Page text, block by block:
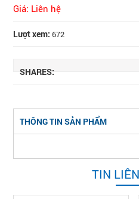
Giá: Liên hệ
Lượt xem: 672
SHARES:
THÔNG TIN SẢN PHẨM
TIN